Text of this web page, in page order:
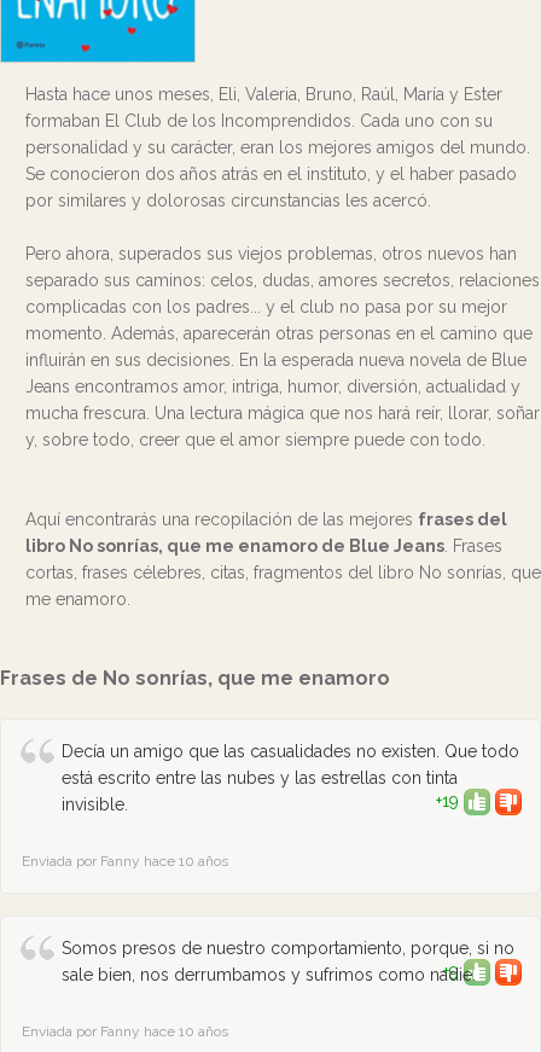
Hasta hace unos meses, Eli, Valeria, Bruno, Raúl, María y Ester
formaban El Club de los Incomprendidos. Cada uno con su
personalidad y su carácter, eran los mejores amigos del mundo.
Se conocieron dos años atrás en el instituto, y el haber pasado
por similares y dolorosas circunstancias les acercó.
Pero ahora, superados sus viejos problemas, otros nuevos han
separado sus caminos: celos, dudas, amores secretos, relaciones
complicadas con los padres... y el club no pasa por su mejor
momento. Además, aparecerán otras personas en el camino que
influirán en sus decisiones. En la esperada nueva novela de Blue
Jeans encontramos amor, intriga, humor, diversión, actualidad y
mucha frescura. Una lectura mágica que nos hará reír, llorar, soñar
y, sobre todo, creer que el amor siempre puede con todo.
Aquí encontrarás una recopilación de las mejores frases del
libro No sonrías, que me enamoro de Blue Jeans . Frases
cortas, frases célebres, citas, fragmentos del libro No sonrías, que
me enamoro.
Frases de No sonrías, que me enamoro
Decía un amigo que las casualidades no existen. Que todo
está escrito entre las nubes y las estrellas con tinta
invisible.
+19
Enviada por Fanny hace 10 años
Somos presos de nuestro comportamiento, porque, si no
sale bien, nos derrumbamos y sufrimos como nadie.
+9
Enviada por Fanny hace 10 años